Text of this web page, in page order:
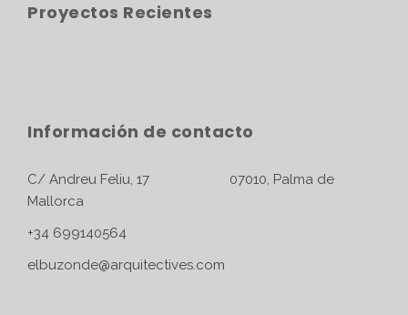
Proyectos Recientes
Información de contacto
C/ Andreu Feliu, 17 07010, Palma de
Mallorca
+34 699140564
elbuzonde@arquitectives.com